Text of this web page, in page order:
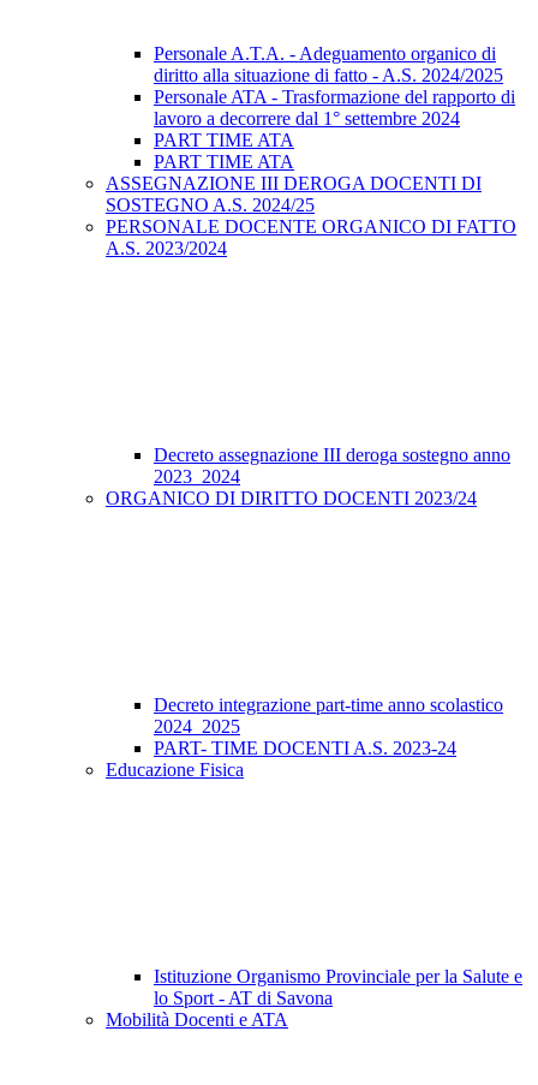
Personale A.T.A. - Adeguamento organico di
diritto alla situazione di fatto - A.S. 2024/2025
Personale ATA - Trasformazione del rapporto di
lavoro a decorrere dal 1° settembre 2024
PART TIME ATA
PART TIME ATA
ASSEGNAZIONE III DEROGA DOCENTI DI
SOSTEGNO A.S. 2024/25
PERSONALE DOCENTE ORGANICO DI FATTO
A.S. 2023/2024
Decreto assegnazione III deroga sostegno anno
2023_2024
ORGANICO DI DIRITTO DOCENTI 2023/24
Decreto integrazione part-time anno scolastico
2024_2025
PART- TIME DOCENTI A.S. 2023-24
Educazione Fisica
Istituzione Organismo Provinciale per la Salute e
lo Sport - AT di Savona
Mobilità Docenti e ATA